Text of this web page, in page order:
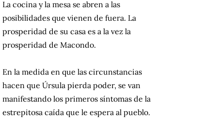
La cocina y la mesa se abren a las
posibilidades que vienen de fuera. La
prosperidad de su casa es a la vez la
prosperidad de Macondo.
En la medida en que las circunstancias
hacen que Úrsula pierda poder, se van
manifestando los primeros síntomas de la
estrepitosa caída que le espera al pueblo.